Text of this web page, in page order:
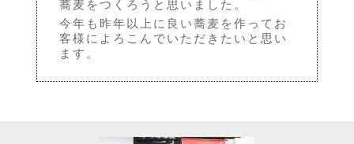
蕎麦をつくろうと思いました。
今年も昨年以上に良い蕎麦を作ってお
客様によろこんでいただきたいと思い
ます。